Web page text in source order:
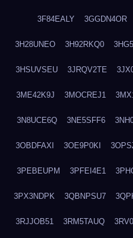
3F84EALY 3GGDN4OR
3H28UNEO 3H92RKQ0
3HSUVSEU 3JRQV2TE
3ME42K9J 3MOCREJ1
3N8UCE6Q 3NE5SFF6
3OBDFAXI 3OE9P0KI
3PEBEUPM 3PFEI4E1
3PX3NDPK 3QBNPSU7
3RJJOB51 3RM5TAUQ